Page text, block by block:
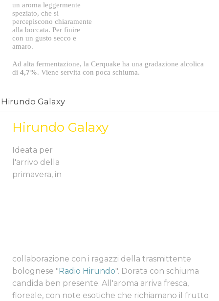
un aroma leggermente
speziato, che si
percepiscono chiaramente
alla boccata. Per finire
con un gusto secco e
amaro.
Ad alta fermentazione, la Cerquake ha una gradazione alcolica
di 4,7%. Viene servita con poca schiuma.
Hirundo Galaxy
Hirundo Galaxy
Ideata per
l'arrivo della
primavera, in
collaborazione con i ragazzi della trasmittente
bolognese " Radio Hirundo". Dorata con schiuma
candida ben presente. All'aroma arriva fresca,
floreale, con note esotiche che richiamano il frutto